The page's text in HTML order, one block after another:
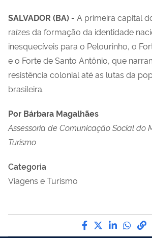
SALVADOR (BA) - A primeira capital
raízes da formação da identidade
inesquecíveis para o Pelourinho, o
e o Forte de Santo Antônio, que
resistência colonial até as lutas da
brasileira.
Por Bárbara Magalhães
Assessoria de Comunicação Social do
Turismo
Categoria
Viagens e Turismo
Compartilhe